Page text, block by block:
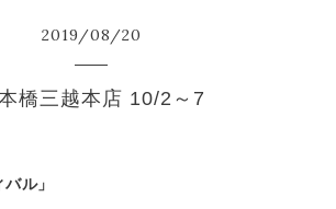
2019/08/20
橋三越本店 10/2～7
ル」